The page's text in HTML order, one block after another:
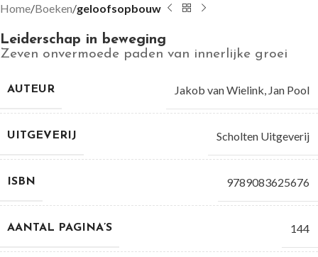
Home Boeken geloofsopbouw
Leiderschap in beweging
Zeven onvermoede paden van innerlijke groei
AUTEUR Jakob van Wielink Jan Pool
UITGEVERIJ Scholten Uitgeverij
ISBN 9789083625676
AANTAL PAGINA’S 144